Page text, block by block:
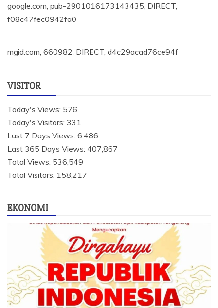
google.com, pub-2901016173143435, DIRECT,
f08c47fec0942fa0
mgid.com, 660982, DIRECT, d4c29acad76ce94f
VISITOR
Today's Views: 576
Today's Visitors: 331
Last 7 Days Views: 6,486
Last 365 Days Views: 407,867
Total Views: 536,549
Total Visitors: 158,217
EKONOMI